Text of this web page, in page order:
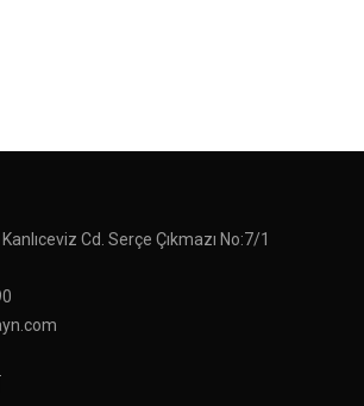
Cd. Serçe Çıkmazı No:7/1